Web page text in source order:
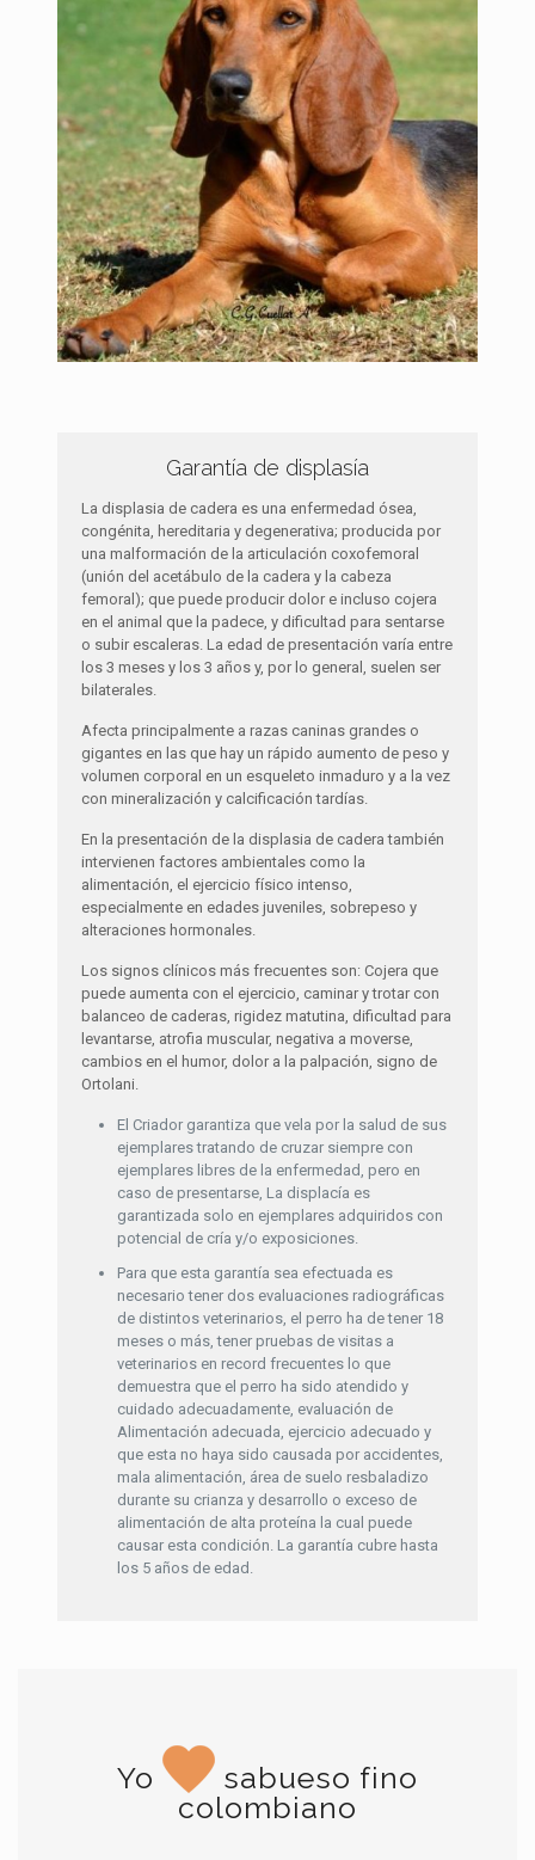
Garantía de displasía
La displasia de cadera es una enfermedad ósea,
congénita, hereditaria y degenerativa; producida por
una malformación de la articulación coxofemoral
(unión del acetábulo de la cadera y la cabeza
femoral); que puede producir dolor e incluso cojera
en el animal que la padece, y dificultad para sentarse
o subir escaleras. La edad de presentación varía entre
los 3 meses y los 3 años y, por lo general, suelen ser
bilaterales.
Afecta principalmente a razas caninas grandes o
gigantes en las que hay un rápido aumento de peso y
volumen corporal en un esqueleto inmaduro y a la vez
con mineralización y calcificación tardías.
En la presentación de la displasia de cadera también
intervienen factores ambientales como la
alimentación, el ejercicio físico intenso,
especialmente en edades juveniles, sobrepeso y
alteraciones hormonales.
Los signos clínicos más frecuentes son: Cojera que
puede aumenta con el ejercicio, caminar y trotar con
balanceo de caderas, rigidez matutina, dificultad para
levantarse, atrofia muscular, negativa a moverse,
cambios en el humor, dolor a la palpación, signo de
Ortolani.
El Criador garantiza que vela por la salud de sus
ejemplares tratando de cruzar siempre con
ejemplares libres de la enfermedad, pero en
caso de presentarse, La displacía es
garantizada solo en ejemplares adquiridos con
potencial de cría y/o exposiciones.
Para que esta garantía sea efectuada es
necesario tener dos evaluaciones radiográficas
de distintos veterinarios, el perro ha de tener 18
meses o más, tener pruebas de visitas a
veterinarios en record frecuentes lo que
demuestra que el perro ha sido atendido y
cuidado adecuadamente, evaluación de
Alimentación adecuada, ejercicio adecuado y
que esta no haya sido causada por accidentes,
mala alimentación, área de suelo resbaladizo
durante su crianza y desarrollo o exceso de
alimentación de alta proteína la cual puede
causar esta condición. La garantía cubre hasta
los 5 años de edad.
Yo
sabueso fino
colombiano